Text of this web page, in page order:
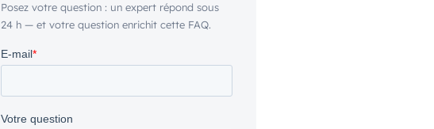
Posez votre question : un expert répond sous
24 h — et votre question enrichit cette FAQ.